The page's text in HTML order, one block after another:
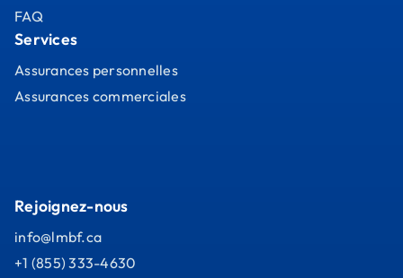
FAQ
Services
Assurances personnelles
Assurances commerciales
Rejoignez-nous
info@lmbf.ca
+1 (855) 333-4630